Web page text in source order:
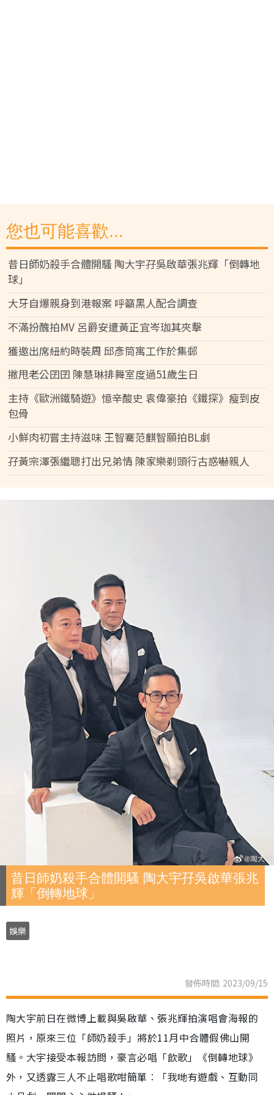
您也可能喜歡...
昔日師奶殺手合體開騷 陶大宇孖吳啟華張兆輝「倒轉地
球」
大牙自爆親身到港報案 呼籲黑人配合調查
不滿扮醜拍MV 呂爵安遭黃正宜岑珈其夾擊
獲邀出席紐約時裝周 邱彥筒寓工作於集郵
撇甩老公囝囝 陳慧琳排舞室度過51歲生日
主持《歐洲鐵騎遊》憶辛酸史 袁偉豪拍《鐵探》瘦到皮
包骨
小鮮肉初嘗主持滋味 王智騫范麒智願拍BL劇
孖黃宗澤張繼聰打出兄弟情 陳家樂剃頭行古惑嚇親人
昔日師奶殺手合體開騷 陶大宇孖吳啟華張兆
輝「倒轉地球」
娛樂
發佈時間: 2023/09/15
陶大宇前日在微博上載與吳啟華、張兆輝拍演唱會海報的
照片，原來三位「師奶殺手」將於11月中合體假佛山開
騷。大宇接受本報訪問，豪言必唱「飲歌」《倒轉地球》
外，又透露三人不止唱歌咁簡單︰「我哋有遊戲、互動同